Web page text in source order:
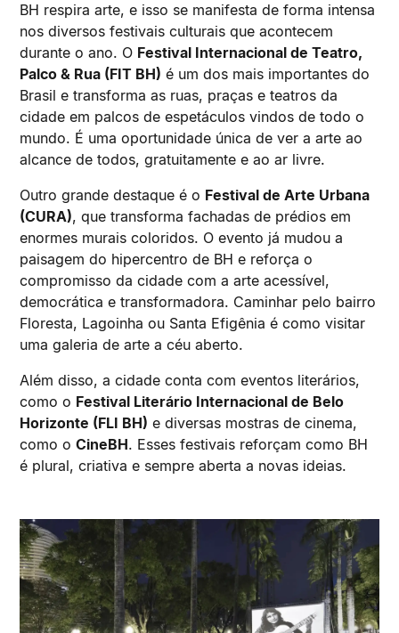
BH respira arte, e isso se manifesta de forma intensa
nos diversos festivais culturais que acontecem
durante o ano. O Festival Internacional de Teatro,
Palco & Rua (FIT BH) é um dos mais importantes do
Brasil e transforma as ruas, praças e teatros da
cidade em palcos de espetáculos vindos de todo o
mundo. É uma oportunidade única de ver a arte ao
alcance de todos, gratuitamente e ao ar livre.
Outro grande destaque é o Festival de Arte Urbana
(CURA), que transforma fachadas de prédios em
enormes murais coloridos. O evento já mudou a
paisagem do hipercentro de BH e reforça o
compromisso da cidade com a arte acessível,
democrática e transformadora. Caminhar pelo bairro
Floresta, Lagoinha ou Santa Efigênia é como visitar
uma galeria de arte a céu aberto.
Além disso, a cidade conta com eventos literários,
como o Festival Literário Internacional de Belo
Horizonte (FLI BH) e diversas mostras de cinema,
como oCineBH. Esses festivais reforçam como BH
é plural, criativa e sempre aberta a novas ideias.